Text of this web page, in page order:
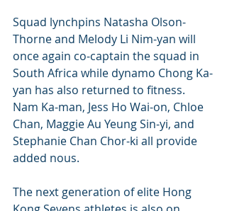
Squad lynchpins Natasha Olson-
Thorne and Melody Li Nim-yan will
once again co-captain the squad in
South Africa while dynamo Chong Ka-
yan has also returned to fitness.
Nam Ka-man, Jess Ho Wai-on, Chloe
Chan, Maggie Au Yeung Sin-yi, and
Stephanie Chan Chor-ki all provide
added nous.
The next generation of elite Hong